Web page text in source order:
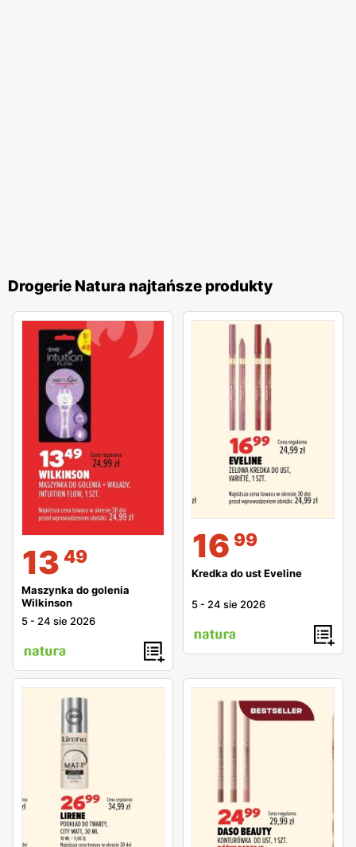
Drogerie Natura najtańsze produkty
13 49
Maszynka do golenia
Wilkinson
5 - 24 sie 2026
16 99
Kredka do ust Eveline
5 - 24 sie 2026